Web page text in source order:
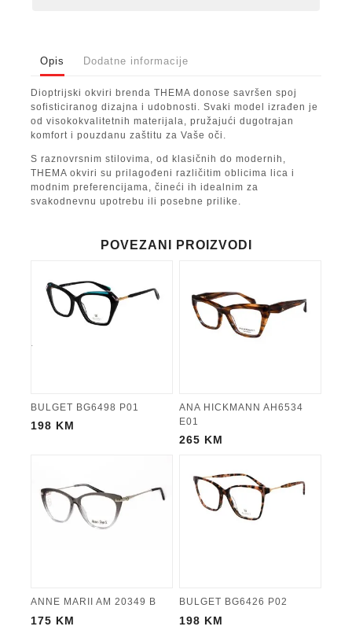
Opis Dodatne informacije
Dioptrijski okviri brenda THEMA donose savršen spoj
sofisticiranog dizajna i udobnosti. Svaki model izrađen je
od visokokvalitetnih materijala, pružajući dugotrajan
komfort i pouzdanu zaštitu za Vaše oči.
S raznovrsnim stilovima, od klasičnih do modernih,
THEMA okviri su prilagođeni različitim oblicima lica i
modnim preferencijama, čineći ih idealnim za
svakodnevnu upotrebu ili posebne prilike.
POVEZANI PROIZVODI
BULGET BG6498 P01
198 KM
ANA HICKMANN AH6534
E01
265 KM
ANNE MARII AM 20349 B
175 KM
BULGET BG6426 P02
198 KM